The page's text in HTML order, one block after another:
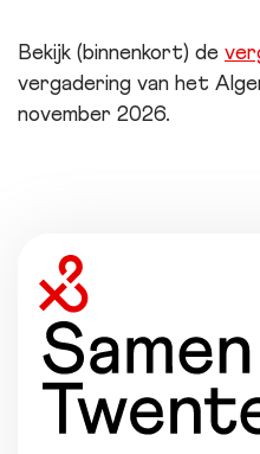
Bekijk (binnenkort) de
vergadering van het
november 2026.